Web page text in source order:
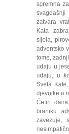
spremna
zatvara
Kata
sijela,
adventsko
tome,
udaju u
udaju, u
Sveta
djevojke u
Četiri
braniku
zavezuje,